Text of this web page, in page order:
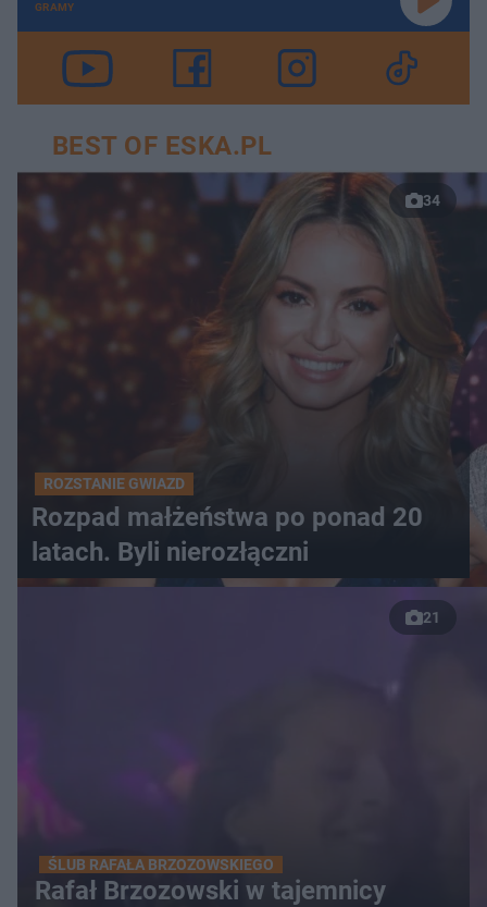
GRAMY
BEST OF ESKA.PL
34
ROZSTANIE GWIAZD
Rozpad małżeństwa po ponad 20
latach. Byli nierozłączni
21
ŚLUB RAFAŁA BRZOZOWSKIEGO
Rafał Brzozowski w tajemnicy